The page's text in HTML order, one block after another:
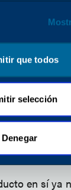
que todos
selección
Denegar
primero
le
de
a nuestros
para
nueva línea
en sí ya